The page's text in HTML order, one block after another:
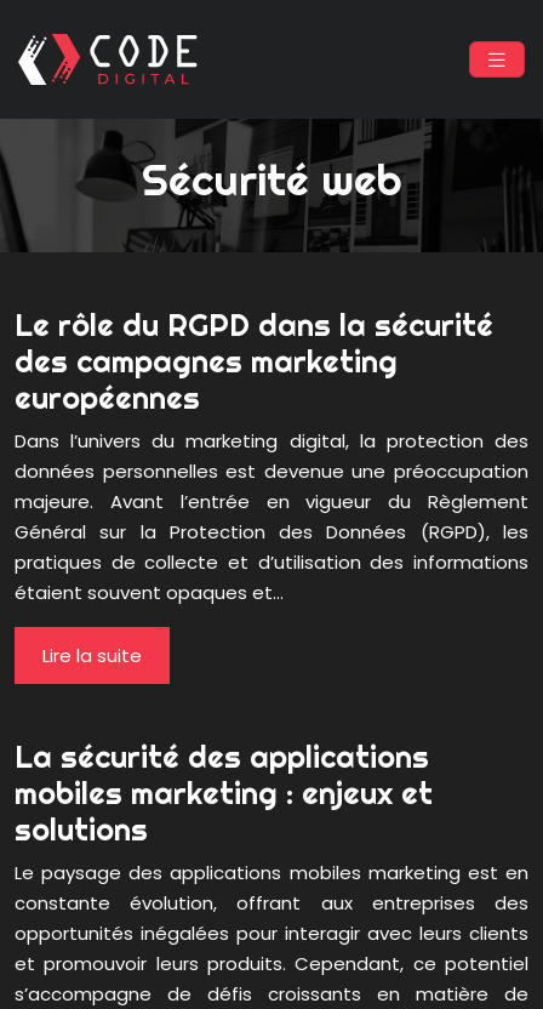
Sécurité web
Le rôle du RGPD dans la sécurité
des campagnes marketing
européennes
Dans l’univers du marketing digital, la protection des
données personnelles est devenue une préoccupation
majeure. Avant l’entrée en vigueur du Règlement
Général sur la Protection des Données (RGPD), les
pratiques de collecte et d’utilisation des informations
étaient souvent opaques et…
Lire la suite
La sécurité des applications
mobiles marketing : enjeux et
solutions
Le paysage des applications mobiles marketing est en
constante évolution, offrant aux entreprises des
opportunités inégalées pour interagir avec leurs clients
et promouvoir leurs produits. Cependant, ce potentiel
s’accompagne de défis croissants en matière de